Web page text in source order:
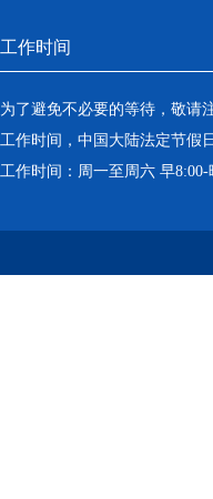
工作时间
为了避免不必要的等待，敬请
工作时间，中国大陆法定节假
工作时间：周一至周六 早8:00-